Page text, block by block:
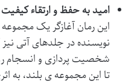
امید به حفظ و ارتقاء
این رمان آغازگر یک
نویسنده در جلدهای آتی
شخصیت پردازی و انسجام
تا این مجموعه ی بلند، به